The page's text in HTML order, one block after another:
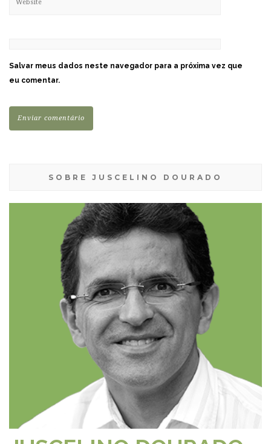
Salvar meus dados neste navegador para a próxima vez que
eu comentar.
SOBRE JUSCELINO DOURADO